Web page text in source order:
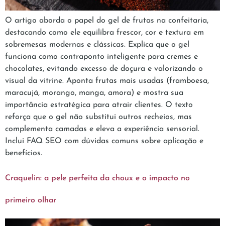
O artigo aborda o papel do gel de frutas na confeitaria,
destacando como ele equilibra frescor, cor e textura em
sobremesas modernas e clássicas. Explica que o gel
funciona como contraponto inteligente para cremes e
chocolates, evitando excesso de doçura e valorizando o
visual da vitrine. Aponta frutas mais usadas (framboesa,
maracujá, morango, manga, amora) e mostra sua
importância estratégica para atrair clientes. O texto
reforça que o gel não substitui outros recheios, mas
complementa camadas e eleva a experiência sensorial.
Inclui FAQ SEO com dúvidas comuns sobre aplicação e
benefícios.
Craquelin: a pele perfeita da choux e o impacto no
primeiro olhar